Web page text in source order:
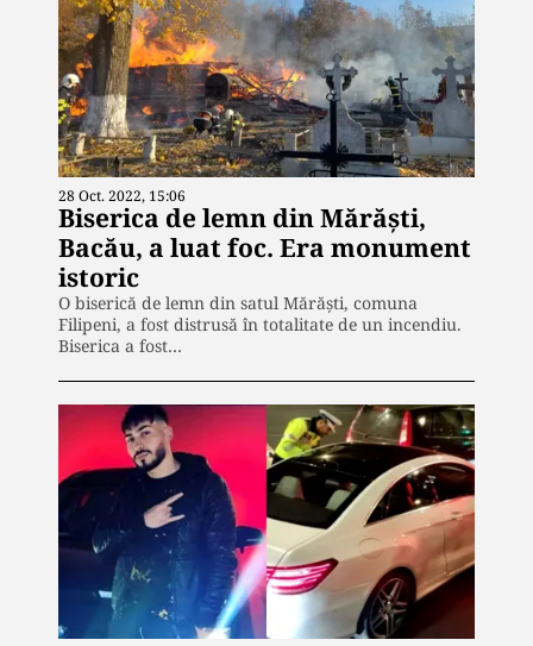
28 Oct. 2022, 15:06
Biserica de lemn din Mărăști,
Bacău, a luat foc. Era monument
istoric
O biserică de lemn din satul Mărăști, comuna
Filipeni, a fost distrusă în totalitate de un incendiu.
Biserica a fost…